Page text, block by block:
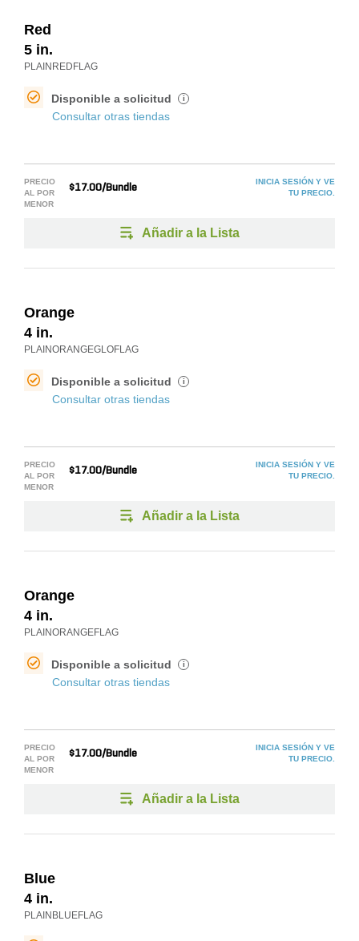
Red
5 in.
PLAINREDFLAG
Disponible a solicitud i
Consultar otras tiendas
PRECIO
AL POR
MENOR
$17.00/Bundle
INICIA SESIÓN Y VE
TU PRECIO.
Añadir a la Lista
Orange
4 in.
PLAINORANGEGLOFLAG
Disponible a solicitud i
Consultar otras tiendas
PRECIO
AL POR
MENOR
$17.00/Bundle
INICIA SESIÓN Y VE
TU PRECIO.
Añadir a la Lista
Orange
4 in.
PLAINORANGEFLAG
Disponible a solicitud i
Consultar otras tiendas
PRECIO
AL POR
MENOR
$17.00/Bundle
INICIA SESIÓN Y VE
TU PRECIO.
Añadir a la Lista
Blue
4 in.
PLAINBLUEFLAG